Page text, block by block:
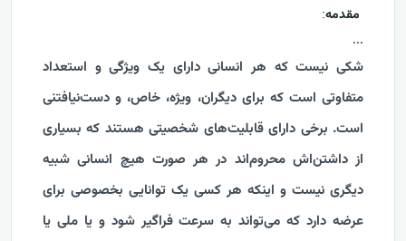
مقدمه:
...
شکی نیست که هر انسانی دارای یک ویژگی و استعداد
متفاوتی است که برای دیگران، ویژه، خاص، و دست‌نیافتنی
است. برخی دارای قابلیت‌های شخصیتی هستند که بسیاری
از داشتن‌اش محروم‌اند در هر صورت هیچ انسانی شبیه
دیگری نیست و اینکه هر کسی یک توانایی بخصوصی برای
عرضه دارد که می‌تواند به سرعت فراگیر شود و یا ملی یا